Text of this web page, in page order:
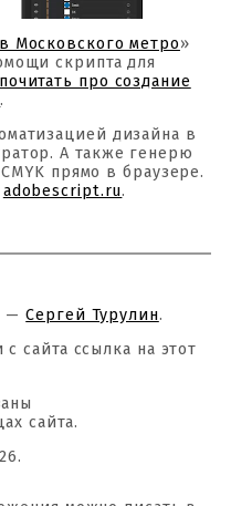
Московского метро»
скрипта для
про создание
.
дизайна в
А также генерю
прямо в браузере.
adobescript.ru.
—Сергей Турулин.
сайта ссылка на этот
сайта.